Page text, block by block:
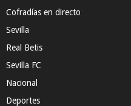
Cofradías en directo
Sevilla
Real Betis
Sevilla FC
Nacional
Deportes